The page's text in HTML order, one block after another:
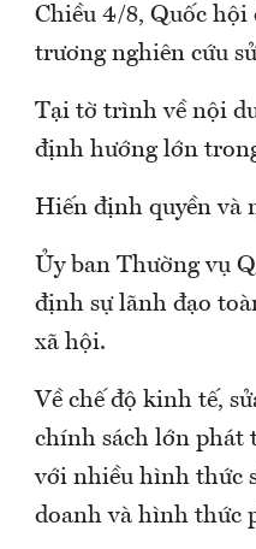
Chiều 4/8, Quốc
trương nghiên cứu
Tại tờ trình về nội
định hướng lớn
Hiến định quyền và
Ủy ban Thường vụ
định sự lãnh đạo
xã hội.
Về chế độ kinh tế,
chính sách lớn phát
với nhiều hình thức
doanh và hình thức